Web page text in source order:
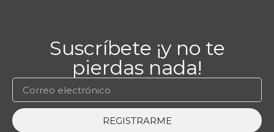
Suscríbete ¡y no te
pierdas nada!
REGISTRARME